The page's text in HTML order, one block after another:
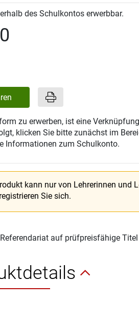
des Schulkontos erwerbbar.
zu erwerben, ist eine
klicken Sie bitte zunächst im
Informationen zum Schulkonto.
kann nur von Lehrerinnen und
Sie sich.
auf prüfpreisfähige